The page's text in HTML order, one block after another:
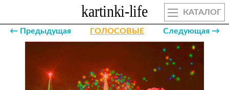
КАТАЛОГ
← Предыдущая ГОЛОСОВЫЕ Следующая →